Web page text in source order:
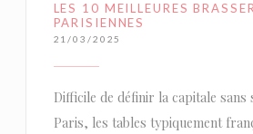
LES 10 MEILLEURES
PARISIENNES
21/03/2025
Difficile de définir la capitale sans
Paris, les tables typiquement